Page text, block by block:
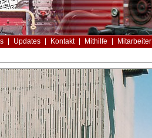
Updates Kontakt Mithilfe Mitarbeiter